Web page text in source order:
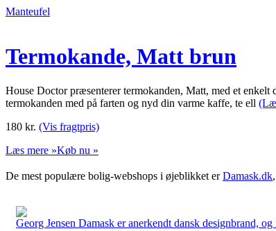
Manteufel
Termokande, Matt brun
House Doctor præsenterer termokanden, Matt, med et
termokanden med på farten og nyd din varme kaffe, te ell
180 kr. (Vis fragtpris)
Læs mere »Køb nu »
De mest populære bolig-webshops i øjeblikket erDamask.dk,
Georg Jensen Damask er anerkendt dansk designbrand,